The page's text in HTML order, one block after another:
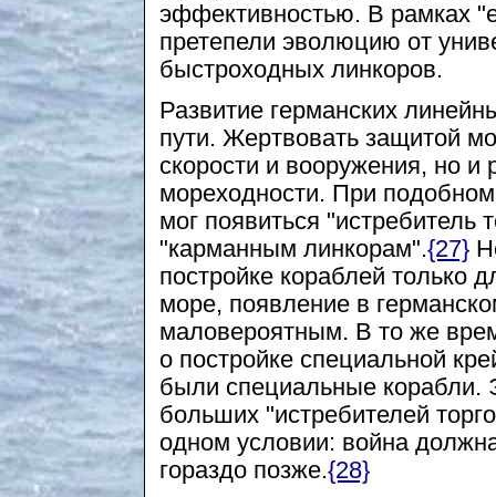
эффективностью. В рамках
претепели эволюцию от
быстроходных линкоров.
Развитие германских
пути. Жертвовать защитой
скорости и вооружения, но и
мореходности. При
мог появиться
"карманным линкорам".{27}
постройке кораблей только
море, появление в
маловероятным. В то же
о постройке специальной
были специальные корабли.
больших "истребителей
одном условии: война
гораздо позже.{28}